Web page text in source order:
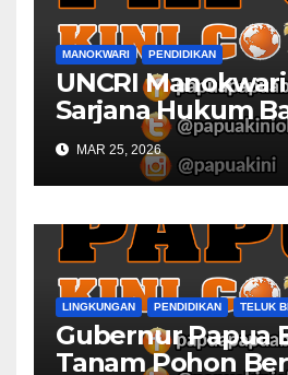
MANOKWARI PENDIDIKAN
UNCRI
Sarjana Hukum
MAR 25, 2026
LINGKUNGAN PENDIDIKAN TELUK
Gubernur Papua
Tanam Pohon